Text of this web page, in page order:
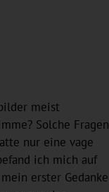
meist
Solche Fragen
nur eine vage
ich mich auf
erster Gedanke